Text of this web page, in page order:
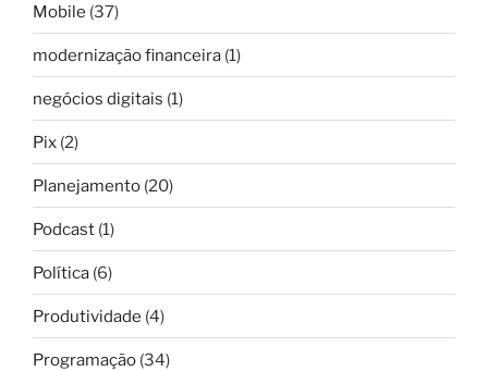
Mobile (37)
modernização financeira (1)
negócios digitais (1)
Pix (2)
Planejamento (20)
Podcast (1)
Política (6)
Produtividade (4)
Programação (34)